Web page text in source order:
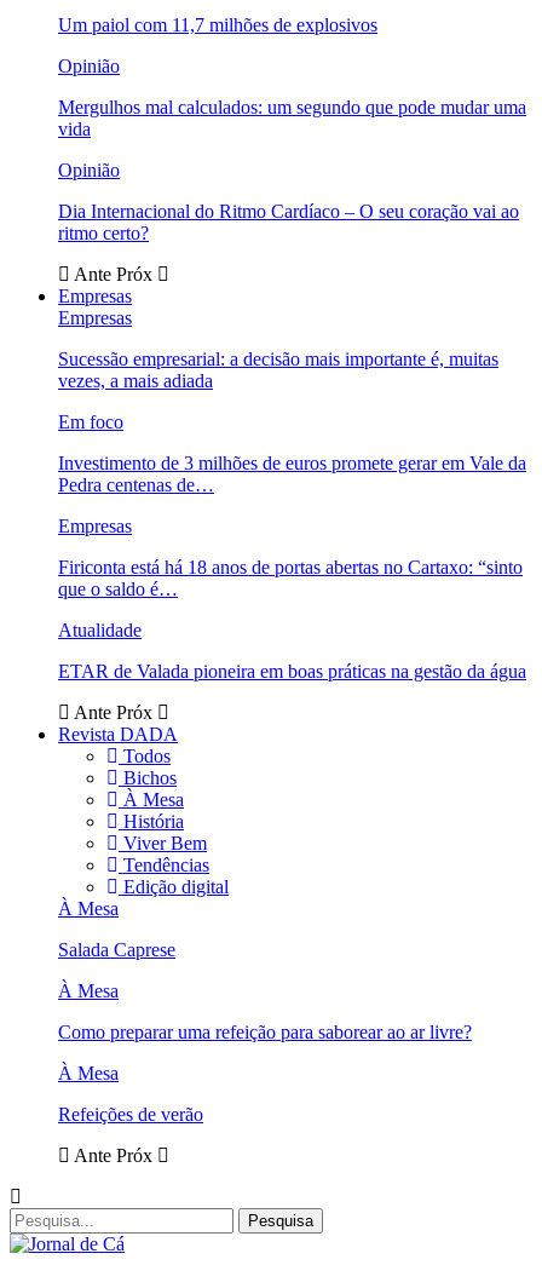
Um paiol com 11,7 milhões de explosivos
Opinião
Mergulhos mal calculados: um segundo que pode mudar uma
vida
Opinião
Dia Internacional do Ritmo Cardíaco – O seu coração vai ao
ritmo certo?
Ante Próx
Empresas
Empresas
Sucessão empresarial: a decisão mais importante é, muitas
vezes, a mais adiada
Em foco
Investimento de 3 milhões de euros promete gerar em Vale da
Pedra centenas de…
Empresas
Firiconta está há 18 anos de portas abertas no Cartaxo: “sinto
que o saldo é…
Atualidade
ETAR de Valada pioneira em boas práticas na gestão da água
Ante Próx
Revista DADA
Todos
Bichos
À Mesa
História
Viver Bem
Tendências
Edição digital
À Mesa
Salada Caprese
À Mesa
Como preparar uma refeição para saborear ao ar livre?
À Mesa
Refeições de verão
Ante Próx